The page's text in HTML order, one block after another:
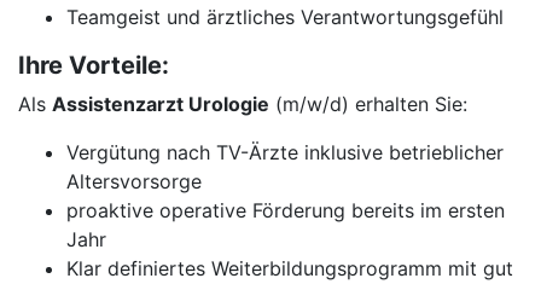
Teamgeist und ärztliches Verantwortungsgefühl
Ihre Vorteile:
Als Assistenzarzt Urologie (m/w/d) erhalten Sie:
Vergütung nach TV-Ärzte inklusive betrieblicher
Altersvorsorge
proaktive operative Förderung bereits im ersten
Jahr
Klar definiertes Weiterbildungsprogramm mit gut